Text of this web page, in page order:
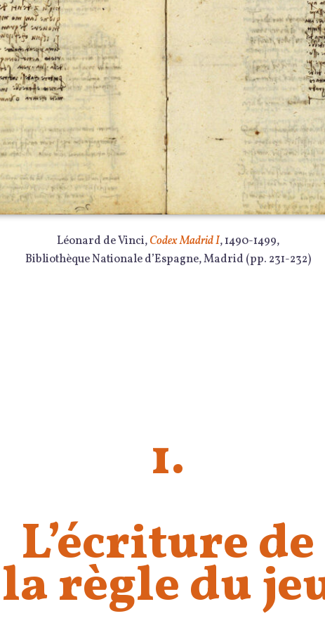
Léonard de Vinci,Codex Madrid I, 1490-1499,
Bibliothèque Nationale d’Espagne, Madrid (pp. 231-232)
1.
L’écriture de
la règle du